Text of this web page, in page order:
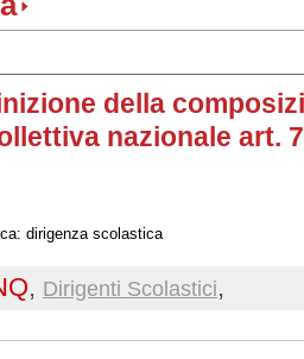
della
nazionale art.
dirigenza scolastica
, Dirigenti Scolastici,